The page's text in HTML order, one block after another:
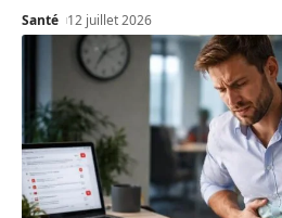
Santé 12 juillet 2026